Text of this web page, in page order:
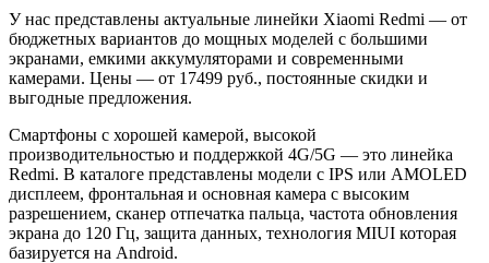
У нас представлены актуальные линейки Xiaomi Redmi — от
бюджетных вариантов до мощных моделей с большими
экранами, емкими аккумуляторами и современными
камерами. Цены — от 17499 руб., постоянные скидки и
выгодные предложения.
Смартфоны с хорошей камерой, высокой
производительностью и поддержкой 4G/5G — это линейка
Redmi. В каталоге представлены модели с IPS или AMOLED
дисплеем, фронтальная и основная камера с высоким
разрешением, сканер отпечатка пальца, частота обновления
экрана до 120 Гц, защита данных, технология MIUI которая
базируется на Android.